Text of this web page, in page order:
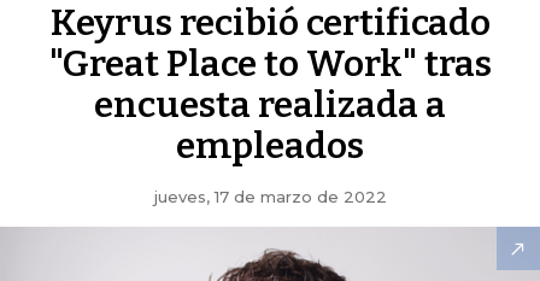
Keyrus recibió certificado
"Great Place to Work" tras
encuesta realizada a
empleados
jueves, 17 de marzo de 2022